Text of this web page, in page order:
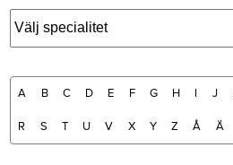
A B C D E F G H I J
R S T U V X Y Z Å Ä